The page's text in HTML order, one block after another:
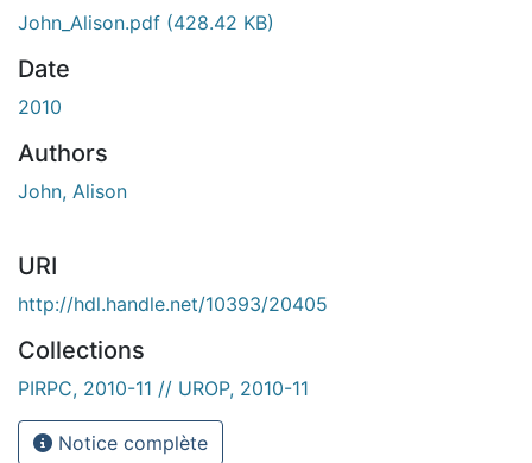
John_Alison.pdf (428.42 KB)
Date
2010
Authors
John, Alison
URI
http://hdl.handle.net/10393/20405
Collections
PIRPC, 2010-11 // UROP, 2010-11
Notice complète